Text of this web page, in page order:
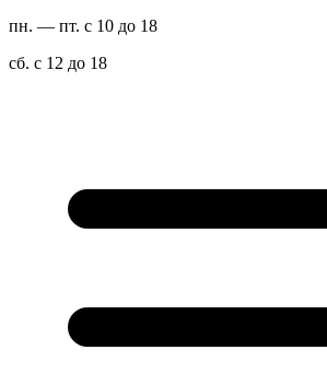
пн. — пт. с 10 до 18
сб. с 12 до 18